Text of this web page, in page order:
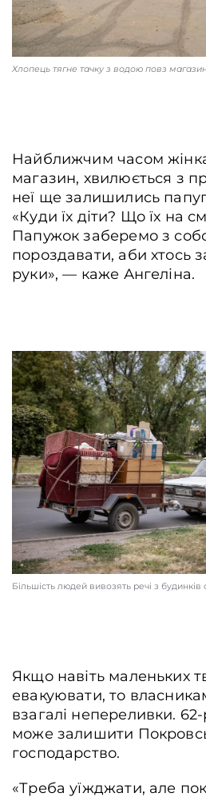
Хлопець тягне тачку з водою повз
Найближчим часом
магазин, хвилюється з
неї ще залишились
«Куди їх діти? Що їх на
Папужок заберемо з
пороздавати, аби хтось
руки», ― каже Ангеліна.
Більшість людей вивозять речі з
Якщо навіть маленьких
евакуювати, то
взагалі непереливки.
може залишити
господарство.
«Треба уїжджати, але